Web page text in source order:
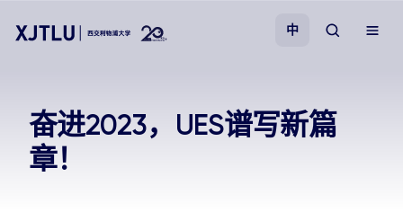
招生
中
奋进2023，UES谱写新篇
章！